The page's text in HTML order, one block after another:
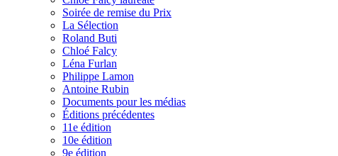
Soirée de remise du Prix
La Sélection
Roland Buti
Chloé Falcy
Léna Furlan
Philippe Lamon
Antoine Rubin
Documents pour les médias
Éditions précédentes
11e édition
10e édition
9e édition